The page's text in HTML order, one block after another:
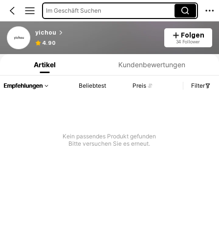
Im Geschäft Suchen
yichou
4.90
Folgen
34 Follower
Produktinformation: Preisangabe, Verkaufs- und Lagerbestandsdetails.
Artikel Kundenbewertungen
Empfehlungen Beliebtest Preis Filter
Kein passendes Produkt gefunden
Bitte versuchen Sie es erneut.